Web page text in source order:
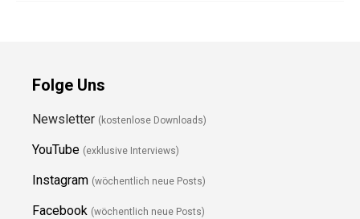
Folge Uns
Newsletter (kostenlose Downloads)
YouTube (exklusive Interviews)
Instagram (wöchentlich neue Posts)
Facebook (wöchentlich neue Posts)